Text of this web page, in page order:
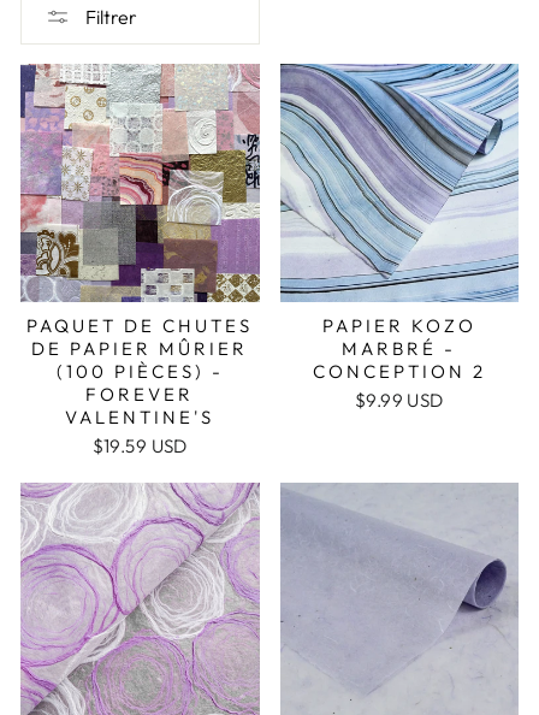
Filtrer
PAQUET DE CHUTES
DE PAPIER MÛRIER
(100 PIÈCES) -
FOREVER
VALENTINE'S
$19.59 USD
PAPIER KOZO
MARBRÉ -
CONCEPTION 2
$9.99 USD